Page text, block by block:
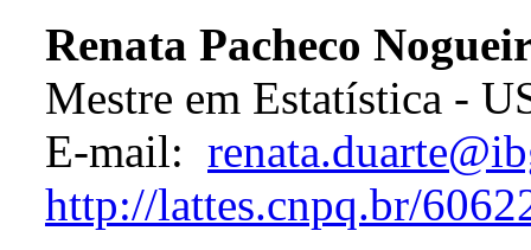
Renata Pacheco
Mestre em Estatística -
E-mail:
http://lattes.cnpq.br/